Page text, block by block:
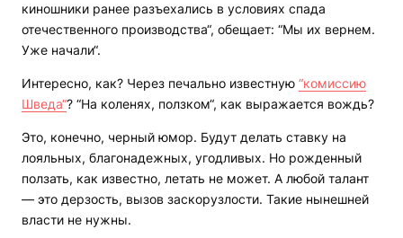
киношники ранее разъехались в условиях спада
отечественного производства“, обещает: “Мы их вернем.
Уже начали“.
Интересно, как? Через печально известную “комиссию
Шведа“? “На коленях, ползком“, как выражается вождь?
Это, конечно, черный юмор. Будут делать ставку на
лояльных, благонадежных, угодливых. Но рожденный
ползать, как известно, летать не может. А любой талант
— это дерзость, вызов заскорузлости. Такие нынешней
власти не нужны.